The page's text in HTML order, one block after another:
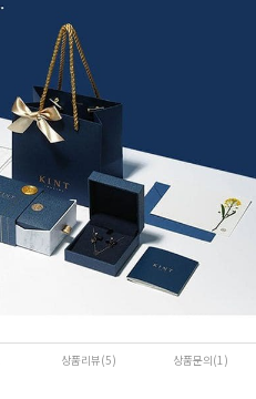
상품리뷰(5) 상품문의(1)